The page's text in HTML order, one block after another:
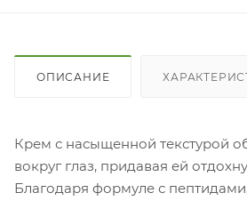
ОПИСАНИЕ
Крем с насыщенной текстурой
вокруг глаз, придавая ей
Благодаря формуле с